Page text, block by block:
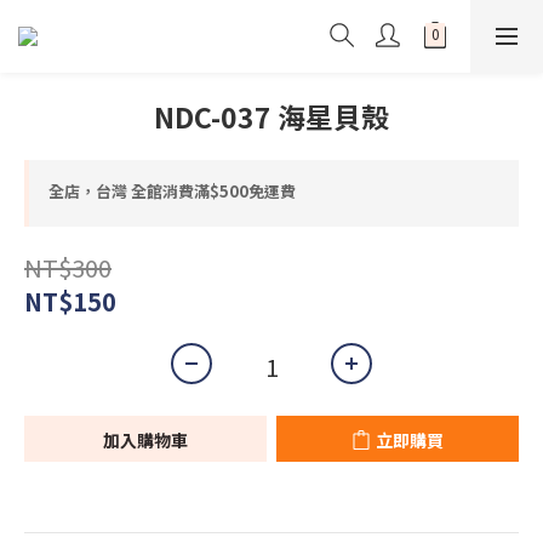
NDC-037 海星貝殼
全店，台灣 全館消費滿$500免運費
NT$300
NT$150
加入購物車 立即購買